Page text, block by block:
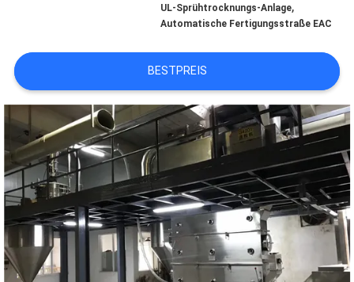
NACHRICHTEN
FORDERN
SIE
EIN
ZITAT
SITEMAP
UL-Sprühtrocknungs-Anlage,
Automatische Fertigungsstraße EAC
BESTPREIS